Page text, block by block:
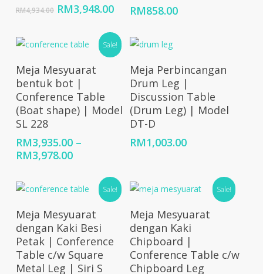
RM4,934.00 Original
RM4,934.00.
RM3,948.00Current
is:
RM3,948.00.
RM858.00
Sale!
Select Options
Meja Mesyuarat
bentuk bot |
Conference Table
(Boat shape) | Model
SL 228
RM3,935.00 –
RM3,978.00Price
RM3,935.00
through
RM3,978.00
Add To Cart
Meja Perbincangan
Drum Leg |
Discussion Table
(Drum Leg) | Model
DT-D
RM1,003.00
Sale!
Select Options
Meja Mesyuarat
dengan Kaki Besi
Petak | Conference
Table c/w Square
Metal Leg | Siri S
Sale!
Select Options
Meja Mesyuarat
dengan Kaki
Chipboard |
Conference Table c/w
Chipboard Leg